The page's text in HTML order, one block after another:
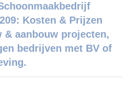
Kosten & Prijzen
& aanbouw projecten,
bedrijven met BV of